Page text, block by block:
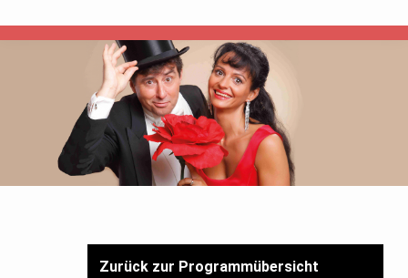
Zurück zur Programmübersicht